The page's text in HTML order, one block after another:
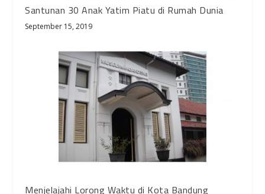
Santunan 30 Anak Yatim Piatu di Rumah Dunia
September 15, 2019
Menjelajahi Lorong Waktu di Kota Bandung